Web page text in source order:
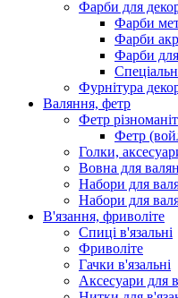
Фарби для
Фарби
Фарби
Фарби для
Фурнітура
Валяння, фетр
Фетр
Фетр
Голки,
Вовна для
Набори для
Набори для
В'язання, фриволіте
Спиці в'язальні
Фриволіте
Гачки в'язальні
Аксесуари для